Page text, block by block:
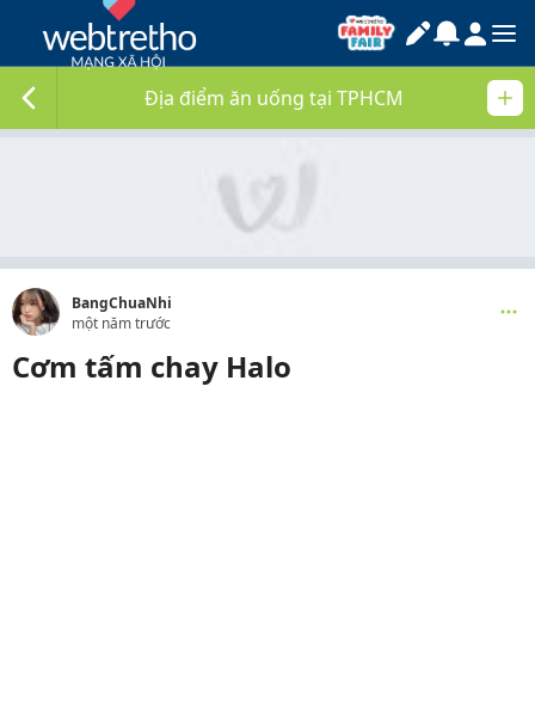
Địa điểm ăn uống tại TPHCM
BangChuaNhi
một năm trước
Cơm tấm chay Halo